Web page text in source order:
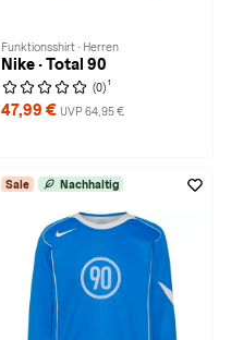
Funktionsshirt · Herren
Nike · Total 90
(0) 1
47,99 € UVP 64,95 €
Sale Nachhaltig